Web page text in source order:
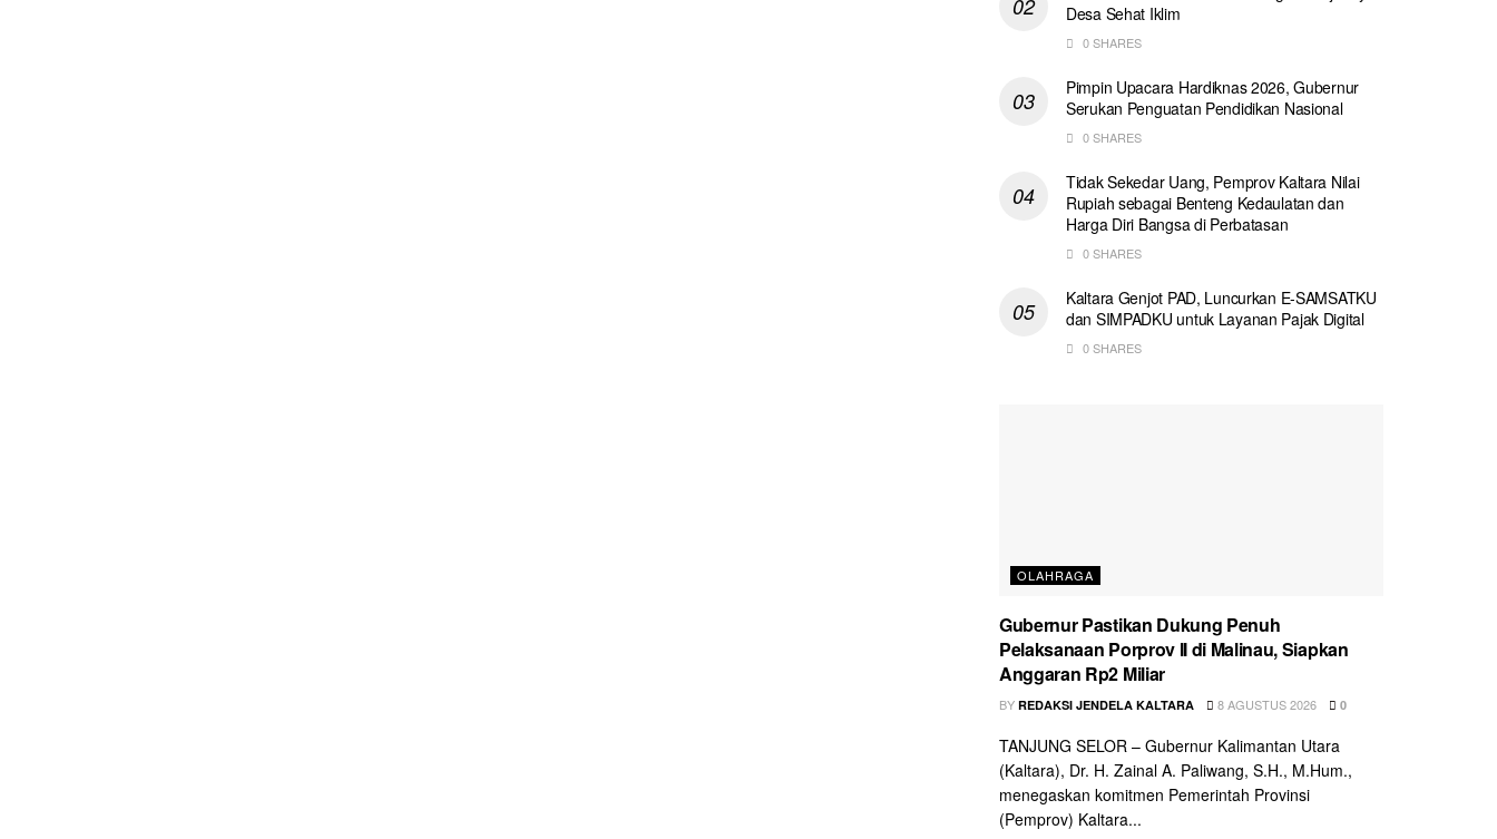
Desa Sehat Iklim
0 SHARES
Pimpin Upacara Hardiknas 2026, Gubernur
Serukan Penguatan Pendidikan Nasional
0 SHARES
Tidak Sekedar Uang, Pemprov Kaltara Nilai
Rupiah sebagai Benteng Kedaulatan dan
Harga Diri Bangsa di Perbatasan
0 SHARES
Kaltara Genjot PAD, Luncurkan E-SAMSATKU
dan SIMPADKU untuk Layanan Pajak Digital
0 SHARES
OLAHRAGA
Gubernur Pastikan Dukung Penuh
Pelaksanaan Porprov II di Malinau, Siapkan
Anggaran Rp2 Miliar
BY REDAKSI JENDELA KALTARA 8 AGUSTUS 2026 0
TANJUNG SELOR – Gubernur Kalimantan Utara
(Kaltara), Dr. H. Zainal A. Paliwang, S.H., M.Hum.,
menegaskan komitmen Pemerintah Provinsi
(Pemprov) Kaltara...